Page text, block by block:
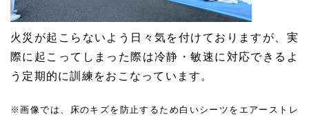
火災が起こらないよう日々気を付けておりますが、実
際に起こってしまった際は冷静・敏速に対応できるよ
う定期的に訓練をおこなっています。
※画像では、床のキズを防止するため白いシーツをエアーストレ